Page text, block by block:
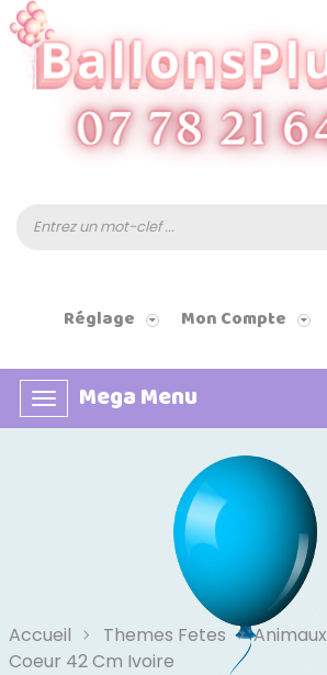
Réglage Mon Compte
Basculer
la
Mega Menu
Accueil Themes Fetes Animaux
Coeur 42 Cm Ivoire